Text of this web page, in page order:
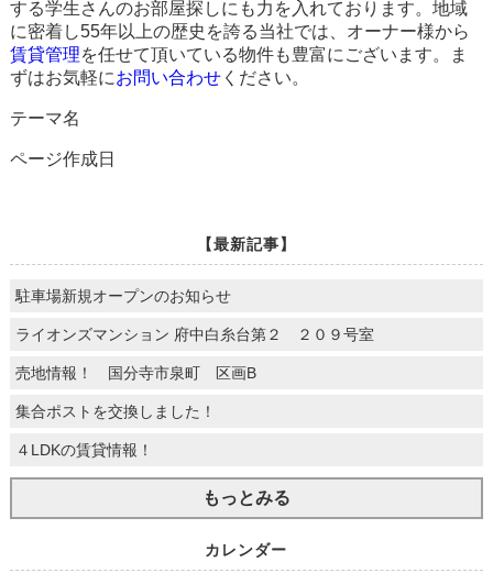
する学生さんのお部屋探しにも力を入れております。地域
に密着し55年以上の歴史を誇る当社では、オーナー様から
賃貸管理を任せて頂いている物件も豊富にございます。ま
ずはお気軽にお問い合わせください。
テーマ名
ページ作成日
【最新記事】
駐車場新規オープンのお知らせ
ライオンズマンション 府中白糸台第２ ２０９号室
売地情報！ 国分寺市泉町 区画B
集合ポストを交換しました！
４LDKの賃貸情報！
もっとみる
カレンダー